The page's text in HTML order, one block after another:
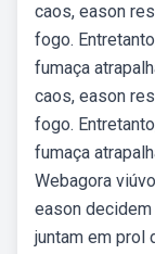
caos, eason
fogo.
fumaça
caos, eason
fogo.
fumaça
Webagora
eason
juntam em prol